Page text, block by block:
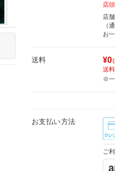
店
店
（
お
送料 ¥0
送
※一
お支払い方法
ご